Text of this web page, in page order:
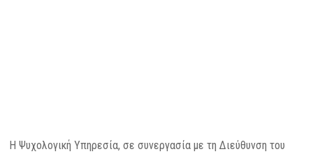
Η Ψυχολογική Υπηρεσία, σε συνεργασία με τη Διεύθυνση του